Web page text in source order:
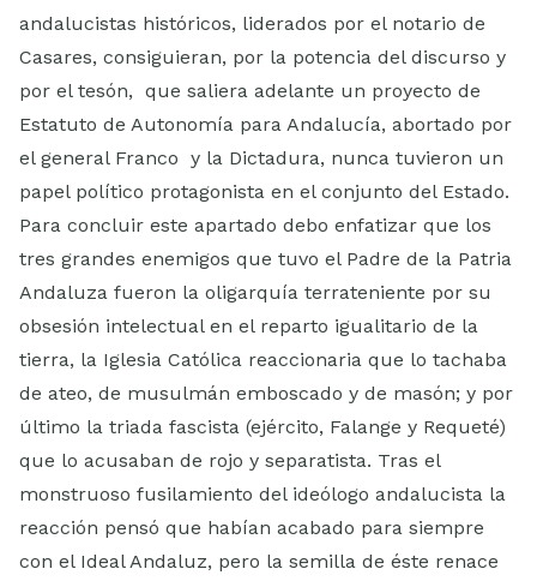
andalucistas históricos, liderados por el notario de
Casares, consiguieran, por la potencia del discurso y
por el tesón, que saliera adelante un proyecto de
Estatuto de Autonomía para Andalucía, abortado por
el general Franco y la Dictadura, nunca tuvieron un
papel político protagonista en el conjunto del Estado.
Para concluir este apartado debo enfatizar que los
tres grandes enemigos que tuvo el Padre de la Patria
Andaluza fueron la oligarquía terrateniente por su
obsesión intelectual en el reparto igualitario de la
tierra, la Iglesia Católica reaccionaria que lo tachaba
de ateo, de musulmán emboscado y de masón; y por
último la triada fascista (ejército, Falange y Requeté)
que lo acusaban de rojo y separatista. Tras el
monstruoso fusilamiento del ideólogo andalucista la
reacción pensó que habían acabado para siempre
con el Ideal Andaluz, pero la semilla de éste renace